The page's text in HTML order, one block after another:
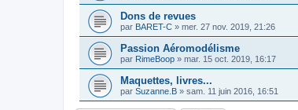
Dons de revues
par BARET-C » mer. 27 nov. 2019, 21:26
Passion Aéromodélisme
par RimeBoop » mar. 15 oct. 2019, 16:17
Maquettes, livres...
par Suzanne.B » sam. 11 juin 2016, 16:51